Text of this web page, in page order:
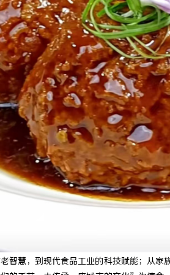
慧，到现代食品工业的科技赋能；从家